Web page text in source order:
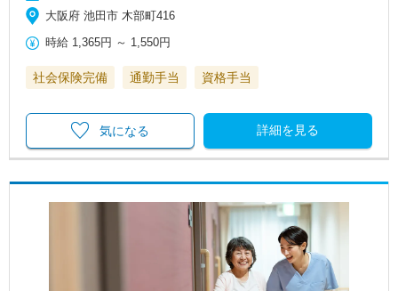
大阪府 池田市 木部町416
時給 1,365円 ～ 1,550円
社会保険完備 通勤手当 資格手当
詳細を見る
気になる